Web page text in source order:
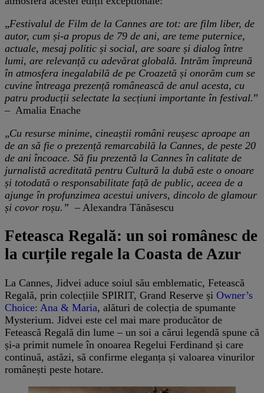
„Festivalul de Film de la Cannes are tot: are film liber, de
autor, cum și-a propus de 79 de ani, are teme puternice,
actuale, mesaj politic și social, are soare și dialog între
lumi, are relevanță cu adevărat globală. Intrăm împreună
în atmosfera inegalabilă de pe Croazetă și onorăm cum se
cuvine întreaga prezență românească de anul acesta, cu
patru producții selectate la secțiuni importante în festival.”
– Amalia Enache
„Cu resurse minime, cineaștii români reușesc aproape an
de an să fie o prezență remarcabilă la Cannes, de peste 20
de ani încoace. Să fiu prezentă la Cannes în calitate de
jurnalistă acreditată pentru Cultură la dubă este o onoare
și totodată o responsabilitate față de public, aceea de a
ajunge în profunzimea acestui univers, dincolo de glamour
și covor roșu.” – Alexandra Tănăsescu
Feteasca Regală: un soi românesc de
la curțile regale la Coasta de Azur
La Cannes, Jidvei aduce soiul său emblematic, Fetească
Regală, prin colecțiile SPIRIT, Grand Reserve și Owner’s
Choice: Ana & Maria, alături de colecția de spumante
Mysterium. Jidvei este cel mai mare producător de
Fetească Regală din lume – un soi a cărui legendă spune că
și-a primit numele în onoarea Regelui Ferdinand și care
continuă, astăzi, să confirme eleganța și valoarea vinurilor
românești peste hotare.